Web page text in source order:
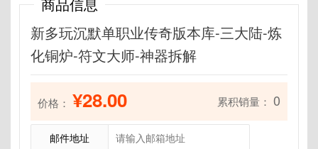
商品信息
新多玩沉默单职业传奇版本库-三大陆-炼
化铜炉-符文大师-神器拆解
价格： ¥28.00 累积销量： 0
邮件地址